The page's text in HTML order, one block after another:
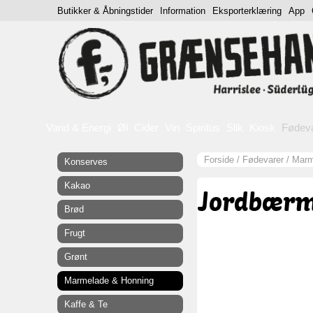
Forside / Fødevarer /
Konserves
Kakao
Brød
Frugt
Grønt
Marmelade & Honning
Kaffe & Te
Butikker & Åbningstider Information Eksporterklæring App